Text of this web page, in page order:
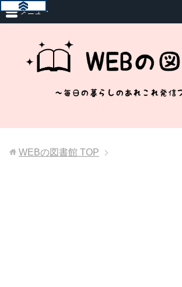
メニュー
WEBの図書館 TOP